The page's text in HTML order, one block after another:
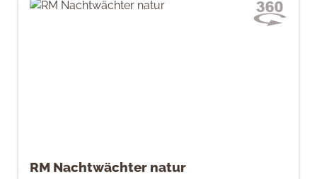
RM Nachtwächter natur